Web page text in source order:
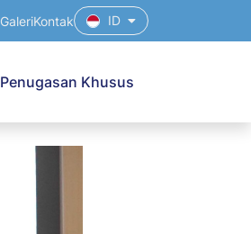
GaleriKontak ID
Penugasan Khusus